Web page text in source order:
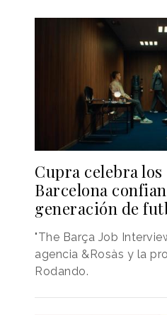
Cupra celebra los
Barcelona
generación de
"The Barça Job
agencia &Rosàs y la
Rodando.